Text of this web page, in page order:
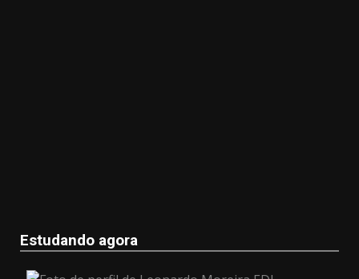
Estudando agora